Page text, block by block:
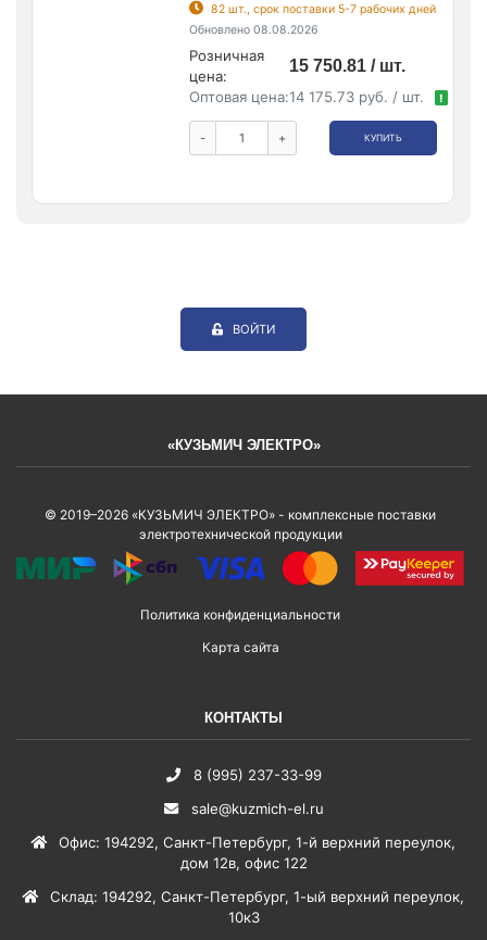
82 шт., срок поставки 5-7 рабочих дней
Обновлено 08.08.2026
Розничная
цена:
15 750.81 / шт.
Оптовая цена:14 175.73 руб. / шт. !
- + КУПИТЬ
ВОЙТИ
«КУЗЬМИЧ ЭЛЕКТРО»
© 2019–2026 «КУЗЬМИЧ ЭЛЕКТРО» - комплексные поставки
электротехнической продукции
Политика конфиденциальности
Карта сайта
КОНТАКТЫ
8 (995) 237-33-99
sale@kuzmich-el.ru
Офис: 194292, Санкт-Петербург, 1-й верхний переулок,
дом 12в, офис 122
Склад: 194292, Санкт-Петербург, 1-ый верхний переулок,
10к3